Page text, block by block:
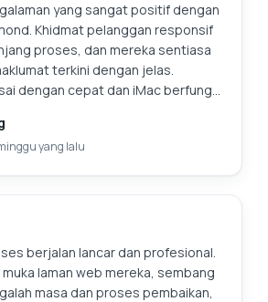
dan pembersihan dalaman
prestasi dan pengurusan
dan dikendalikan secara
tidak teragak-agak untuk
sesiapa sahaja yang mencari
riba yang boleh dipercayai dan
yang sangat positif dengan
responsif
proses, dan mereka sentiasa
terkini dengan jelas.
dengan cepat dan iMac berfungsi
gambar pengumpulan habuk
servis yang disyorkan
kasih atas perkhidmatan
yang lalu
berjalan lancar dan profesional.
laman web mereka, sembang
masa dan proses pembaikan,